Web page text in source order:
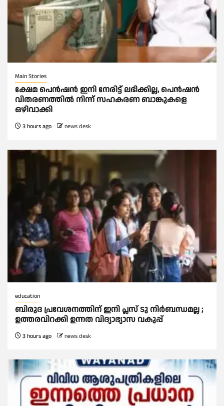
Main Stories
ക്ഷേമ പെൻഷൻ ഇനി നേരിട്ട് ലഭിക്കില്ല, പെൻഷൻ
വിതരണത്തില്‍ നിന്ന് സഹകരണ ബാങ്കുകളെ
ഒഴിവാക്കി
3 hours ago news desk
education
ബിരുദ പ്രവേശനത്തിന് ഇനി പ്ലസ് ടു നിര്‍ബന്ധമല്ല ;
ഉത്തരവിറക്കി ഉന്നത വിദ്യാഭ്യാസ വകുപ്പ്
3 hours ago news desk